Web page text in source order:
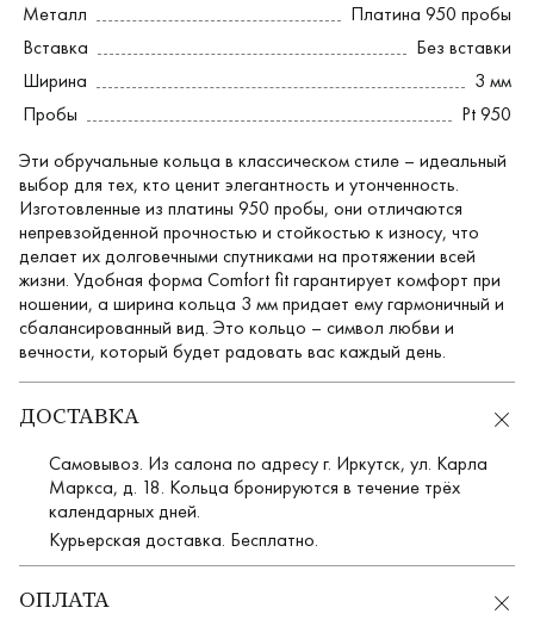
Металл
Платина 950 пробы
Вставка
Без вставки
Ширина
3 мм
Пробы
Pt 950
Эти обручальные кольца в классическом стиле – идеальный
выбор для тех, кто ценит элегантность и утонченность.
Изготовленные из платины 950 пробы, они отличаются
непревзойденной прочностью и стойкостью к износу, что
делает их долговечными спутниками на протяжении всей
жизни. Удобная форма Comfort fit гарантирует комфорт при
ношении, а ширина кольца 3 мм придает ему гармоничный и
сбалансированный вид. Это кольцо – символ любви и
вечности, который будет радовать вас каждый день.
ДОСТАВКА
Самовывоз. Из салона по адресу г. Иркутск, ул. Карла
Маркса, д. 18. Кольца бронируются в течение трёх
календарных дней.
Курьерская доставка. Бесплатно.
ОПЛАТА